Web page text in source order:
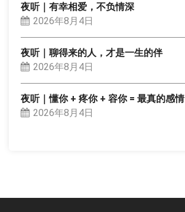
夜听｜有幸相爱，不负情深
2026年8月4日
夜听｜聊得来的人，才是一生的伴
2026年8月4日
夜听｜懂你 + 疼你 + 容你 = 最真的感情
2026年8月4日